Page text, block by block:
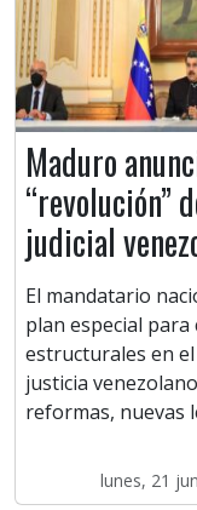
Maduro
“revolución”
judicial
El mandatario
plan especial para
estructurales en
justicia
reformas, nuevas
lunes, 21